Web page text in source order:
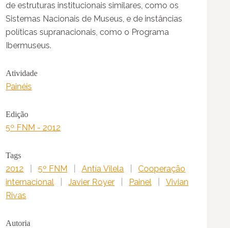
de estruturas institucionais similares, como os
Sistemas Nacionais de Museus, e de instâncias
políticas supranacionais, como o Programa
Ibermuseus.
Atividade
Painéis
Edição
5º FNM - 2012
Tags
2012 5º FNM Antía Vilela
Cooperação
internacional
Javier Royer Painel
Vivian
Rivas
Autoria